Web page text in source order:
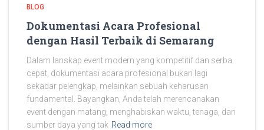
BLOG
Dokumentasi Acara Profesional
dengan Hasil Terbaik di Semarang
Dalam lanskap event modern yang kompetitif dan serba
cepat, dokumentasi acara profesional bukan lagi
sekadar pelengkap, melainkan sebuah keharusan
fundamental. Bayangkan, Anda telah merencanakan
event dengan matang, menghabiskan waktu, tenaga, dan
sumber daya yang tak Read more